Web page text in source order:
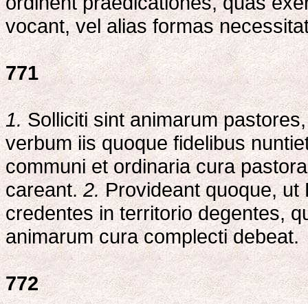
vocant, vel alias formas
771
1.Solliciti sint animarum
verbum iis quoque fidelibus
communi et ordinaria cura
careant.2. Provideant quoque, ut
credentes in territorio degentes,
animarum cura complecti debeat.
772